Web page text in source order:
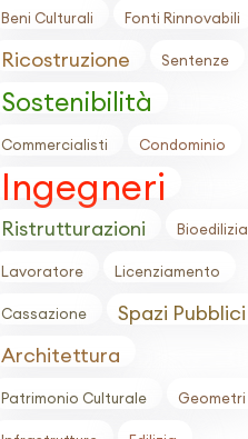
Beni Culturali Fonti Rinnovabili
Ricostruzione Sentenze
Sostenibilità
Commercialisti Condominio
Ingegneri
Ristrutturazioni Bioedilizia
Lavoratore Licenziamento
Cassazione
Spazi Pubblici
Architettura
Patrimonio Culturale Geometri